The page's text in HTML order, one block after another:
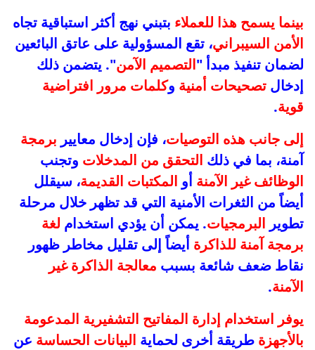
بينما يسمح هذا للعملاء بتبني نهج أكثر استباقية تجاه
الأمن السيبراني، تقع المسؤولية على عاتق البائعين
لضمان تنفيذ مبدأ "التصميم الآمن". يتضمن ذلك
إدخال تصحيحات أمنية وكلمات مرور افتراضية
قوية.
إلى جانب هذه التوصيات، فإن إدخال معايير برمجة
آمنة، بما في ذلك التحقق من المدخلات وتجنب
الوظائف غير الآمنة أو المكتبات القديمة، سيقلل
أيضاً من الثغرات الأمنية التي قد تظهر خلال مرحلة
تطوير البرمجيات. يمكن أن يؤدي استخدام لغة
برمجة آمنة للذاكرة أيضاً إلى تقليل مخاطر ظهور
نقاط ضعف شائعة بسبب معالجة الذاكرة غير
الآمنة.
يوفر استخدام إدارة المفاتيح التشفيرية المدعومة
بالأجهزة طريقة أخرى لحماية البيانات الحساسة عن